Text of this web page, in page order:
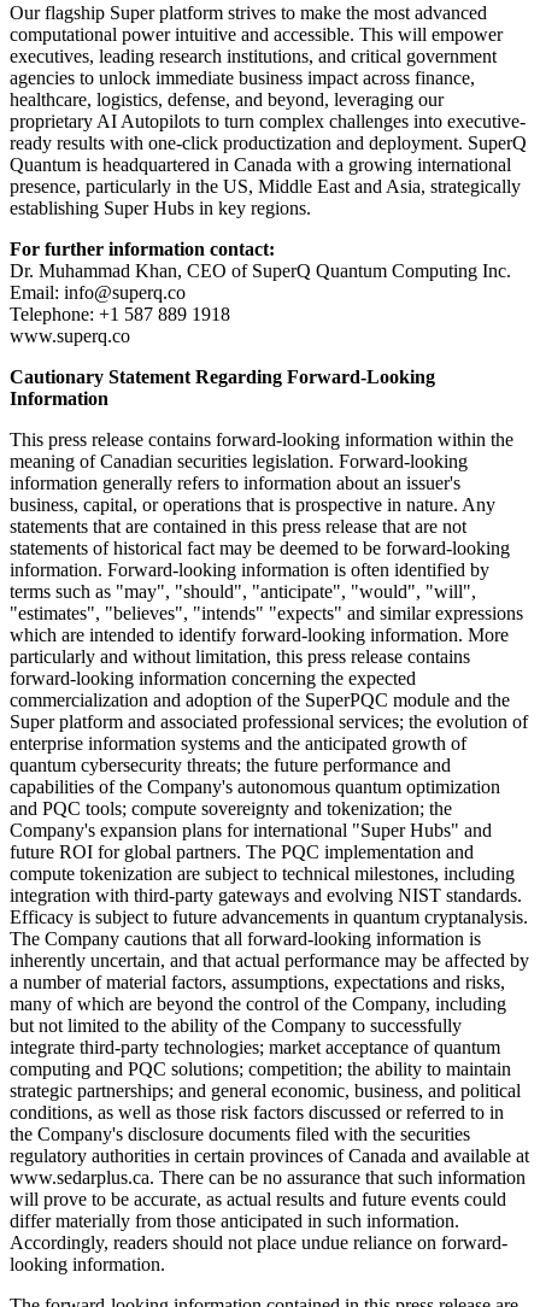
Our flagship Super platform strives to make the most advanced
computational power intuitive and accessible. This will empower
executives, leading research institutions, and critical government
agencies to unlock immediate business impact across finance,
healthcare, logistics, defense, and beyond, leveraging our
proprietary AI Autopilots to turn complex challenges into executive-
ready results with one-click productization and deployment. SuperQ
Quantum is headquartered in Canada with a growing international
presence, particularly in the US, Middle East and Asia, strategically
establishing Super Hubs in key regions.
For further information contact:
Dr. Muhammad Khan, CEO of SuperQ Quantum Computing Inc.
Email: info@superq.co
Telephone: +1 587 889 1918
www.superq.co
Cautionary Statement Regarding Forward-Looking
Information
This press release contains forward-looking information within the
meaning of Canadian securities legislation. Forward-looking
information generally refers to information about an issuer's
business, capital, or operations that is prospective in nature. Any
statements that are contained in this press release that are not
statements of historical fact may be deemed to be forward-looking
information. Forward-looking information is often identified by
terms such as "may", "should", "anticipate", "would", "will",
"estimates", "believes", "intends" "expects" and similar expressions
which are intended to identify forward-looking information. More
particularly and without limitation, this press release contains
forward-looking information concerning the expected
commercialization and adoption of the SuperPQC module and the
Super platform and associated professional services; the evolution of
enterprise information systems and the anticipated growth of
quantum cybersecurity threats; the future performance and
capabilities of the Company's autonomous quantum optimization
and PQC tools; compute sovereignty and tokenization; the
Company's expansion plans for international "Super Hubs" and
future ROI for global partners. The PQC implementation and
compute tokenization are subject to technical milestones, including
integration with third-party gateways and evolving NIST standards.
Efficacy is subject to future advancements in quantum cryptanalysis.
The Company cautions that all forward-looking information is
inherently uncertain, and that actual performance may be affected by
a number of material factors, assumptions, expectations and risks,
many of which are beyond the control of the Company, including
but not limited to the ability of the Company to successfully
integrate third-party technologies; market acceptance of quantum
computing and PQC solutions; competition; the ability to maintain
strategic partnerships; and general economic, business, and political
conditions, as well as those risk factors discussed or referred to in
the Company's disclosure documents filed with the securities
regulatory authorities in certain provinces of Canada and available at
www.sedarplus.ca. There can be no assurance that such information
will prove to be accurate, as actual results and future events could
differ materially from those anticipated in such information.
Accordingly, readers should not place undue reliance on forward-
looking information.